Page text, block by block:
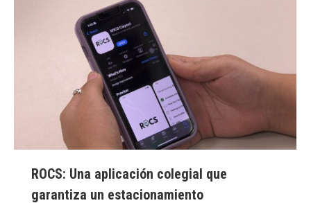
ROCS: Una aplicación colegial que
garantiza un estacionamiento